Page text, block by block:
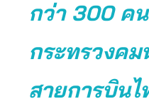
กว่า 300 ค
กระทรวงค
สายการบินไ